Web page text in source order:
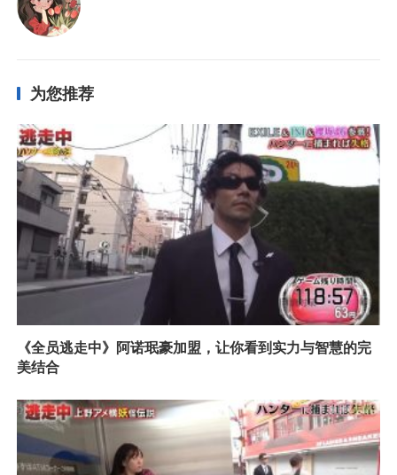
为您推荐
《全员逃走中》阿诺珉豪加盟，让你看到实力与智慧的完
美结合